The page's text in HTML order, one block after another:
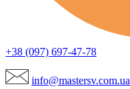
+38 (097) 697-47-78
info@mastersv.com.ua